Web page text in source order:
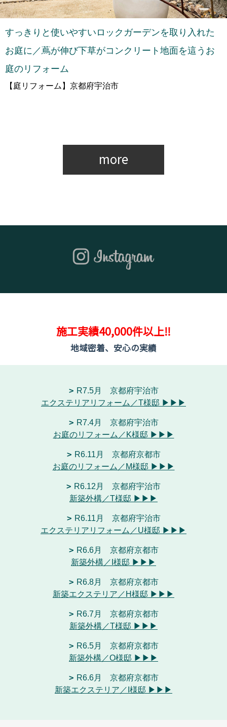
すっきりと使いやすいロックガーデンを取り入れた
お庭に／蔦が伸び下草がコンクリート地面を這うお
庭のリフォーム
【庭リフォーム】京都府宇治市
more
施工実績40,000件以上‼
地域密着、安心の実績
R7.5月 京都府宇治市
エクステリアリフォーム／T様邸 ▶▶▶
R7.4月 京都府宇治市
お庭のリフォーム／K様邸 ▶▶▶
R6.11月 京都府京都市
お庭のリフォーム／M様邸 ▶▶▶
R6.12月 京都府宇治市
新築外構／T様邸 ▶▶▶
R6.11月 京都府宇治市
エクステリアリフォーム／U様邸 ▶▶▶
R6.6月 京都府京都市
新築外構／I様邸 ▶▶▶
R6.8月 京都府京都市
新築エクステリア／H様邸 ▶▶▶
R6.7月 京都府京都市
新築外構／T様邸 ▶▶▶
R6.5月 京都府京都市
新築外構／O様邸 ▶▶▶
R6.6月 京都府京都市
新築エクステリア／I様邸 ▶▶▶